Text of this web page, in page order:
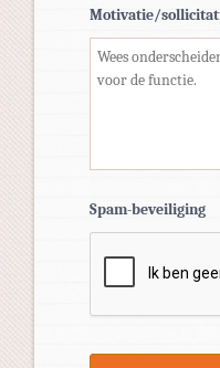
Motivatie/
Spam-beveiliging